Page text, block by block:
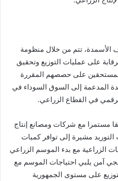
الأسمدة، تتم من خلال منظومة
على عمليات التوزيع وتحقيق
على حصصهم المقررة
المدعمة إلى السوق السوداء في
في القطاع الزراعي.
مستمرا مع شركات ومصانع إنتاج
مشيرة إلى توافر كميات
الزراعية مع بدء الموسم الزراعي
آمن يلبي احتياجات الموسم مع
على مستوى الجمهورية